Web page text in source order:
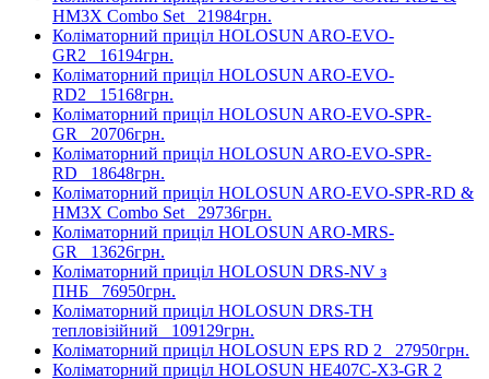
HM3X Combo Set 21984грн.
Коліматорний приціл HOLOSUN ARO-EVO-
GR2 16194грн.
Коліматорний приціл HOLOSUN ARO-EVO-
RD2 15168грн.
Коліматорний приціл HOLOSUN ARO-EVO-SPR-
GR 20706грн.
Коліматорний приціл HOLOSUN ARO-EVO-SPR-
RD 18648грн.
Коліматорний приціл HOLOSUN ARO-EVO-SPR-RD &
HM3X Combo Set 29736грн.
Коліматорний приціл HOLOSUN ARO-MRS-
GR 13626грн.
Коліматорний приціл HOLOSUN DRS-NV з
ПНБ 76950грн.
Коліматорний приціл HOLOSUN DRS-TH
тепловізійний 109129грн.
Коліматорний приціл HOLOSUN EPS RD 2 27950грн.
Коліматорний приціл HOLOSUN HE407C-X3-GR 2